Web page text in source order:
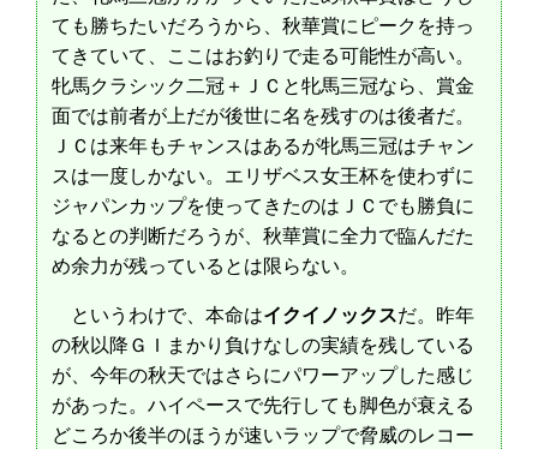
ても勝ちたいだろうから、秋華賞にピークを持っ
てきていて、ここはお釣りで走る可能性が高い。
牝馬クラシック二冠＋ＪＣと牝馬三冠なら、賞金
面では前者が上だが後世に名を残すのは後者だ。
ＪＣは来年もチャンスはあるが牝馬三冠はチャン
スは一度しかない。エリザベス女王杯を使わずに
ジャパンカップを使ってきたのはＪＣでも勝負に
なるとの判断だろうが、秋華賞に全力で臨んだた
め余力が残っているとは限らない。
というわけで、本命はイクイノックスだ。昨年
の秋以降ＧＩまかり負けなしの実績を残している
が、今年の秋天ではさらにパワーアップした感じ
があった。ハイペースで先行しても脚色が衰える
どころか後半のほうが速いラップで脅威のレコー